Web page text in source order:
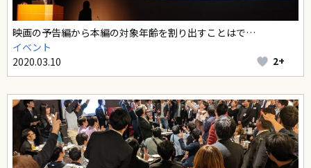
映画の予告編から本編の対象年齢を割り出すことはで…
イベント
2020.03.10
2+